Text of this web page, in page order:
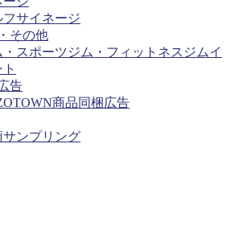
フサイネージ
その他
・スポーツジム・フィットネスジムイ
告
商品同梱広告
サンプリング